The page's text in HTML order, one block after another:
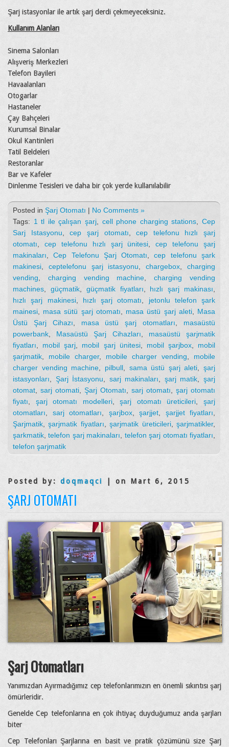
Şarj istasyonlar ile artık şarj derdi çekmeyeceksiniz.
Kullanım Alanları
Sinema Salonları
Alışveriş Merkezleri
Telefon Bayileri
Havaalanları
Otogarlar
Hastaneler
Çay Bahçeleri
Kurumsal Binalar
Okul Kantinleri
Tatil Beldeleri
Restoranlar
Bar ve Kafeler
Dinlenme Tesisleri ve daha bir çok yerde kullanılabilir
Posted in Şarj Otomatı | No Comments »
Tags: 1 tl ile çalışan şarj cell phone charging stations ,Cep
Sarj Istasyonu ,cep şarj otomatı ,cep telefonu hızlı şarj
otomatı
cep telefonu hızlı şarj ünitesi ,cep telefonu şarj
makinaları ,Cep Telefonu Şarj Otomatı ,cep telefonu şark
makinesi
ceptelefonu şarj istasyonu ,chargebox ,charging
vending
charging vending machine ,charging vending
machines
güçmatik, güçmatik fiyatları hızlı şarj makinası
hızlı şarj makinesi, hızlı şarj otomatı
jetonlu telefon şark
mainesi
masa sütü şarj otomatı masa üstü şarj aleti, Masa
Üstü Şarj Cihazı
masa üstü şarj otomatları
masaüstü
powerbank
Masaüstü Şarj Cihazları
masaüstü şarjmatik
fiyatları
mobil şarj mobil şarj ünitesi, mobil şarjbox, mobil
şarjmatik
mobile charger, mobile charger vending
mobile
charger vending machine
pilbull, sama üstü şarj aleti
şarj
istasyonları
Şarj İstasyonu sarj makinaları şarj matik ,şarj
otomat
sarj otomati Şarj Otomatı sarj otomatı
şarj otomatı
fiyatı
şarj otomatı modelleri,şarj otomatı üreticileri ,şarj
otomatları
sarj otomatları şarjbox, şarjjet şarjjet fiyatları
Şarjmatik ,şarjmatik fiyatları ,şarjmatik üreticileri,şarjmatikler,
şarkmatik ,telefon şarj makinaları telefon şarj otomatı fiyatları
telefon şarjmatik
Posted by: doqmaqci | on Mart 6, 2015
ŞARJ OTOMATI
Şarj Otomatları
Yanımızdan Ayırmadığımız cep telefonlarımızın en önemli sıkıntısı şarj
ömürleridir.
Genelde Cep telefonlarına en çok ihtiyaç duyduğumuz anda şarjları
biter
Cep Telefonları Şarjlarına en basit ve pratik çözümünü size Şarj